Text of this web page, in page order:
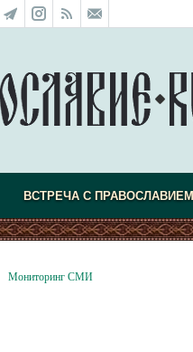
ВСТРЕЧА С ПРАВОСЛАВИЕМ
Мониторинг СМИ